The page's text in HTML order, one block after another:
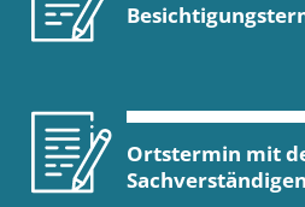
Ortstermin mit
Sachverständigen